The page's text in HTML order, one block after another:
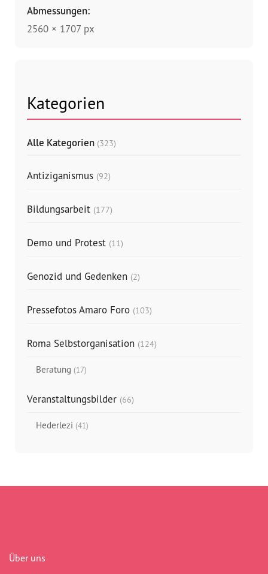
Kategorien
Alle Kategorien (323)
Antiziganismus (92)
Bildungsarbeit (177)
Demo und Protest (11)
Genozid und Gedenken (2)
Pressefotos Amaro Foro (103)
Roma Selbstorganisation (124)
Beratung (17)
Veranstaltungsbilder (66)
Hederlezi (41)
Abmessungen:
2560 × 1707 px
Über uns